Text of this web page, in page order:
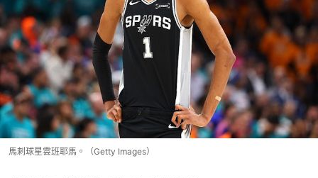
馬刺球星雲班耶馬。（Getty Images）